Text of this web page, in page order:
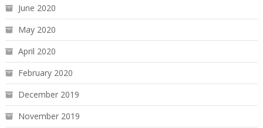
June 2020
May 2020
April 2020
February 2020
December 2019
November 2019